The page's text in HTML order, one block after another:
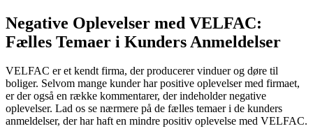
Negative Oplevelser med VELFAC:
Fælles Temaer i Kunders Anmeldelser
VELFAC er et kendt firma, der producerer vinduer og døre til
boliger. Selvom mange kunder har positive oplevelser med firmaet,
er der også en række kommentarer, der indeholder negative
oplevelser. Lad os se nærmere på de fælles temaer i de kunders
anmeldelser, der har haft en mindre positiv oplevelse med VELFAC.